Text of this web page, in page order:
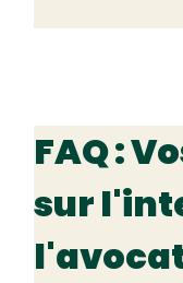
FAQ :
sur